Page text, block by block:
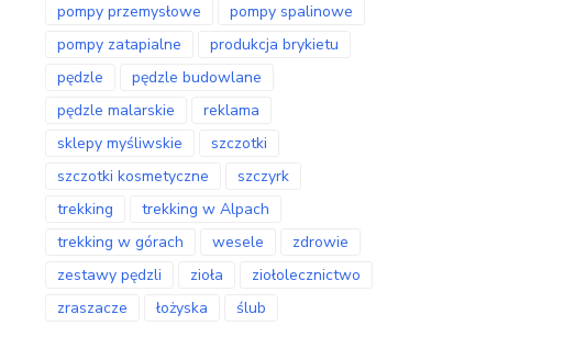
pompy przemysłowe
pompy spalinowe
pompy zatapialne
produkcja brykietu
pędzle
pędzle budowlane
pędzle malarskie
reklama
sklepy myśliwskie
szczotki
szczotki kosmetyczne
szczyrk
trekking
trekking w Alpach
trekking w górach
wesele
zdrowie
zestawy pędzli
zioła
ziołolecznictwo
zraszacze
łożyska ślub